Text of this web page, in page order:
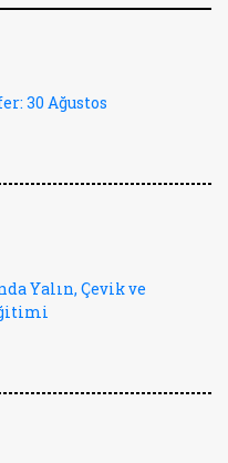
30 Ağustos
Yalın, Çevik ve